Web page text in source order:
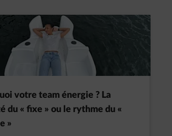
votre team énergie ? La
du « fixe » ou le rythme du «
»